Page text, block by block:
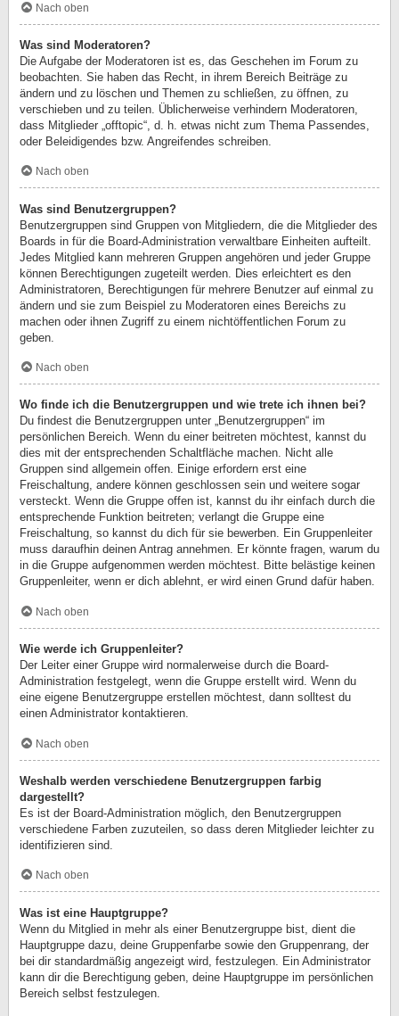
Nach oben
Was sind Moderatoren?
Die Aufgabe der Moderatoren ist es, das Geschehen im Forum zu
beobachten. Sie haben das Recht, in ihrem Bereich Beiträge zu
ändern und zu löschen und Themen zu schließen, zu öffnen, zu
verschieben und zu teilen. Üblicherweise verhindern Moderatoren,
dass Mitglieder „offtopic“, d. h. etwas nicht zum Thema Passendes,
oder Beleidigendes bzw. Angreifendes schreiben.
Nach oben
Was sind Benutzergruppen?
Benutzergruppen sind Gruppen von Mitgliedern, die die Mitglieder des
Boards in für die Board-Administration verwaltbare Einheiten aufteilt.
Jedes Mitglied kann mehreren Gruppen angehören und jeder Gruppe
können Berechtigungen zugeteilt werden. Dies erleichtert es den
Administratoren, Berechtigungen für mehrere Benutzer auf einmal zu
ändern und sie zum Beispiel zu Moderatoren eines Bereichs zu
machen oder ihnen Zugriff zu einem nichtöffentlichen Forum zu
geben.
Nach oben
Wo finde ich die Benutzergruppen und wie trete ich ihnen bei?
Du findest die Benutzergruppen unter „Benutzergruppen“ im
persönlichen Bereich. Wenn du einer beitreten möchtest, kannst du
dies mit der entsprechenden Schaltfläche machen. Nicht alle
Gruppen sind allgemein offen. Einige erfordern erst eine
Freischaltung, andere können geschlossen sein und weitere sogar
versteckt. Wenn die Gruppe offen ist, kannst du ihr einfach durch die
entsprechende Funktion beitreten; verlangt die Gruppe eine
Freischaltung, so kannst du dich für sie bewerben. Ein Gruppenleiter
muss daraufhin deinen Antrag annehmen. Er könnte fragen, warum du
in die Gruppe aufgenommen werden möchtest. Bitte belästige keinen
Gruppenleiter, wenn er dich ablehnt, er wird einen Grund dafür haben.
Nach oben
Wie werde ich Gruppenleiter?
Der Leiter einer Gruppe wird normalerweise durch die Board-
Administration festgelegt, wenn die Gruppe erstellt wird. Wenn du
eine eigene Benutzergruppe erstellen möchtest, dann solltest du
einen Administrator kontaktieren.
Nach oben
Weshalb werden verschiedene Benutzergruppen farbig
dargestellt?
Es ist der Board-Administration möglich, den Benutzergruppen
verschiedene Farben zuzuteilen, so dass deren Mitglieder leichter zu
identifizieren sind.
Nach oben
Was ist eine Hauptgruppe?
Wenn du Mitglied in mehr als einer Benutzergruppe bist, dient die
Hauptgruppe dazu, deine Gruppenfarbe sowie den Gruppenrang, der
bei dir standardmäßig angezeigt wird, festzulegen. Ein Administrator
kann dir die Berechtigung geben, deine Hauptgruppe im persönlichen
Bereich selbst festzulegen.